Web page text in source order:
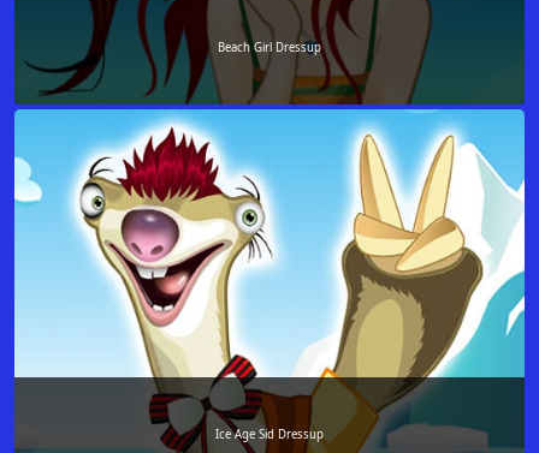
Beach Girl Dressup
Ice Age Sid Dressup